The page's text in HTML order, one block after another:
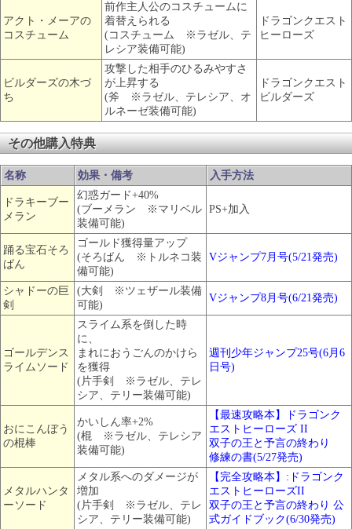
アクト・メーアの
コスチューム
前作主人公のコスチュームに
着替えられる
(コスチューム ※ラゼル、テ
レシア装備可能)
ドラゴンクエスト
ヒーローズ
ビルダーズの木づ
ち
攻撃した相手のひるみやすさ
が上昇する
(斧 ※ラゼル、テレシア、オ
ルネーゼ装備可能)
ドラゴンクエスト
ビルダーズ
その他購入特典
名称 効果・備考 入手方法
ドラキーブー
メラン
幻惑ガード+40%
(ブーメラン ※マリベル
装備可能)
PS+加入
踊る宝石そろ
ばん
ゴールド獲得量アップ
(そろばん ※トルネコ装
備可能)
Vジャンプ7月号(5/21発売)
シャドーの巨
剣
(大剣 ※ツェザール装備
可能)
Vジャンプ8月号(6/21発売)
ゴールデンス
ライムソード
スライム系を倒した時
に、
まれにおうごんのかけら
を獲得
(片手剣 ※ラゼル、テレ
シア、テリー装備可能)
週刊少年ジャンプ25号(6月6
日号)
おにこんぼう
の棍棒
かいしん率+2%
(棍 ※ラゼル、テレシア
装備可能)
【最速攻略本】ドラゴンク
エストヒーローズ II
双子の王と予言の終わり
修練の書(5/27発売)
メタルハンタ
ーソード
メタル系へのダメージが
増加
(片手剣 ※ラゼル、テレ
シア、テリー装備可能)
【完全攻略本】:ドラゴンク
エストヒーローズII
双子の王と予言の終わり 公
式ガイドブック(6/30発売)